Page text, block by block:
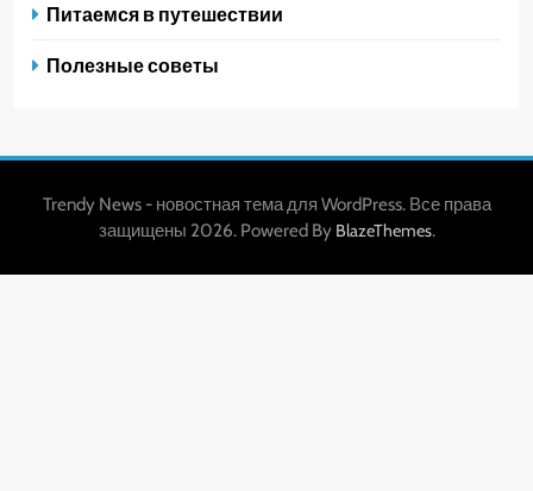
Питаемся в путешествии
Полезные советы
Trendy News - новостная тема для WordPress. Все права
защищены 2026. Powered By BlazeThemes.